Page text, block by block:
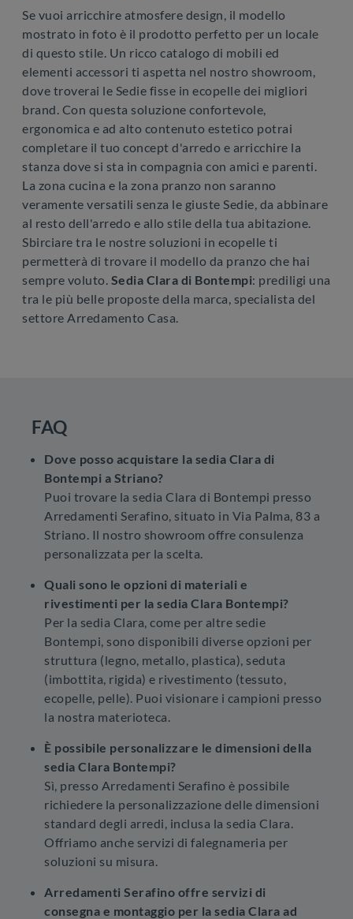
Se vuoi arricchire atmosfere design, il modello
mostrato in foto è il prodotto perfetto per un locale
di questo stile. Un ricco catalogo di mobili ed
elementi accessori ti aspetta nel nostro showroom,
dove troverai le Sedie fisse in ecopelle dei migliori
brand. Con questa soluzione confortevole,
ergonomica e ad alto contenuto estetico potrai
completare il tuo concept d'arredo e arricchire la
stanza dove si sta in compagnia con amici e parenti.
La zona cucina e la zona pranzo non saranno
veramente versatili senza le giuste Sedie, da abbinare
al resto dell'arredo e allo stile della tua abitazione.
Sbirciare tra le nostre soluzioni in ecopelle ti
permetterà di trovare il modello da pranzo che hai
sempre voluto. Sedia Clara di Bontempi: prediligi una
tra le più belle proposte della marca, specialista del
settore Arredamento Casa.
FAQ
Dove posso acquistare la sedia Clara di
Bontempi a Striano?
Puoi trovare la sedia Clara di Bontempi presso
Arredamenti Serafino, situato in Via Palma, 83 a
Striano. Il nostro showroom offre consulenza
personalizzata per la scelta.
Quali sono le opzioni di materiali e
rivestimenti per la sedia Clara Bontempi?
Per la sedia Clara, come per altre sedie
Bontempi, sono disponibili diverse opzioni per
struttura (legno, metallo, plastica), seduta
(imbottita, rigida) e rivestimento (tessuto,
ecopelle, pelle). Puoi visionare i campioni presso
la nostra materioteca.
È possibile personalizzare le dimensioni della
sedia Clara Bontempi?
Sì, presso Arredamenti Serafino è possibile
richiedere la personalizzazione delle dimensioni
standard degli arredi, inclusa la sedia Clara.
Offriamo anche servizi di falegnameria per
soluzioni su misura.
Arredamenti Serafino offre servizi di
consegna e montaggio per la sedia Clara ad